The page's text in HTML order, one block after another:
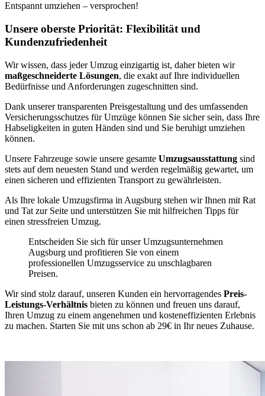
Entspannt umziehen – versprochen!
Unsere oberste Priorität: Flexibilität und
Kundenzufriedenheit
Wir wissen, dass jeder Umzug einzigartig ist, daher bieten wir
maßgeschneiderte Lösungen, die exakt auf Ihre individuellen
Bedürfnisse und Anforderungen zugeschnitten sind.
Dank unserer transparenten Preisgestaltung und des umfassenden
Versicherungsschutzes für Umzüge können Sie sicher sein, dass Ihre
Habseligkeiten in guten Händen sind und Sie beruhigt umziehen
können.
Unsere Fahrzeuge sowie unsere gesamte Umzugsausstattung sind
stets auf dem neuesten Stand und werden regelmäßig gewartet, um
einen sicheren und effizienten Transport zu gewährleisten.
Als Ihre lokale Umzugsfirma in Augsburg stehen wir Ihnen mit Rat
und Tat zur Seite und unterstützen Sie mit hilfreichen Tipps für
einen stressfreien Umzug.
Entscheiden Sie sich für unser Umzugsunternehmen
Augsburg und profitieren Sie von einem
professionellen Umzugsservice zu unschlagbaren
Preisen.
Wir sind stolz darauf, unseren Kunden ein hervorragendes Preis-
Leistungs-Verhältnis bieten zu können und freuen uns darauf,
Ihren Umzug zu einem angenehmen und kosteneffizienten Erlebnis
zu machen. Starten Sie mit uns schon ab 29€ in Ihr neues Zuhause.